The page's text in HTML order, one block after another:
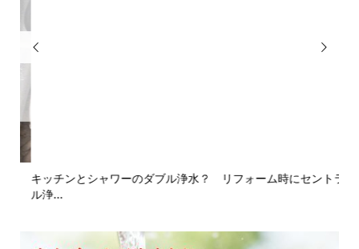

キッチンとシャワーのダブル浄水？ リフォーム時にセントラ
ル浄...
